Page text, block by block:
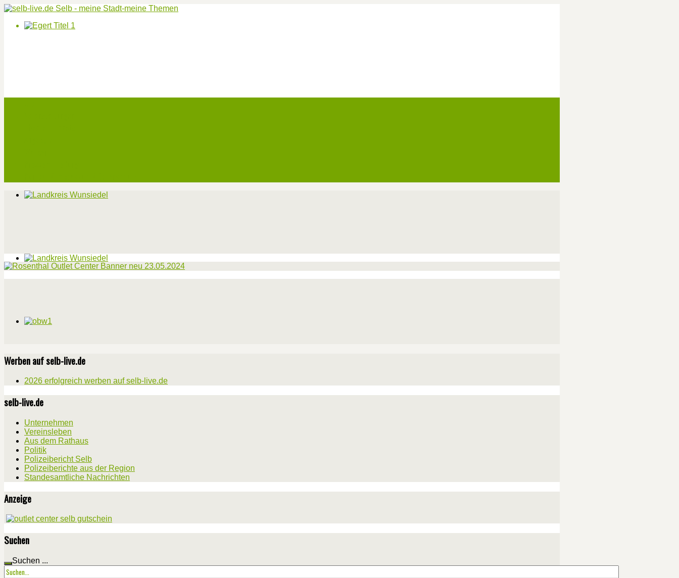
Werben auf selb-live.de
2026 erfolgreich werben auf selb-live.de
selb-live.de
Unternehmen
Vereinsleben
Aus dem Rathaus
Politik
Polizeibericht Selb
Polizeiberichte aus der Region
Standesamtliche Nachrichten
Anzeige
Suchen
Suchen ...